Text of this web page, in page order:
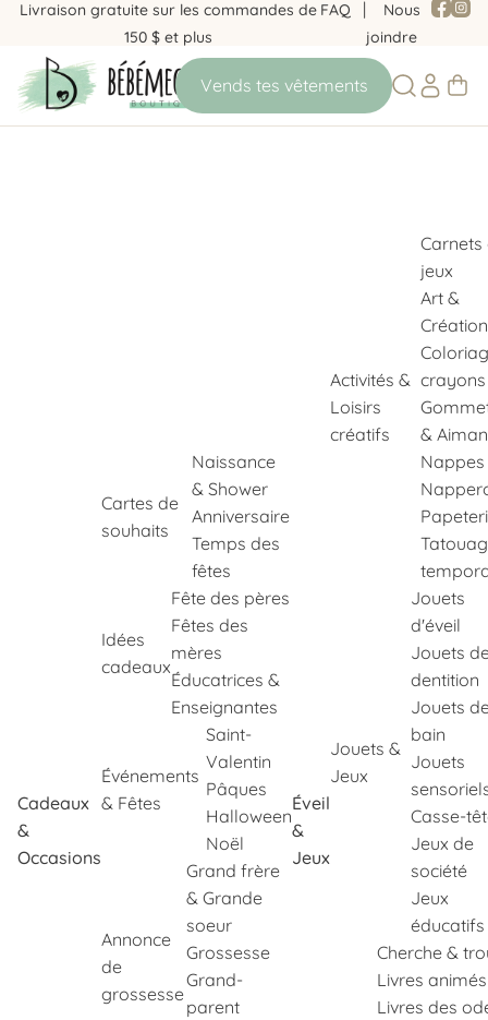
Livraison gratuite sur les commandes de
150 $ et plus
FAQ
Nous
joindre
Cadeaux
&
Occasions
Cartes de
souhaits
Naissance
& Shower
Anniversaire
Temps des
fêtes
Idées
cadeaux
Fête des pères
Fêtes des
mères
Éducatrices &
Enseignantes
Événements
& Fêtes
Saint-
Valentin
Pâques
Halloween
Noël
Annonce
de
grossesse
Grand frère
& Grande
soeur
Grossesse
Grand-
parent
Éveil
&
Jeux
Activités &
Loisirs
créatifs
Carnets
jeux
Art &
Création
crayons
&
Nappes
Jouets &
Jeux
Jouets
d'éveil
Jouets
dentition
Jouets
bain
Jouets
Casse-
Jeux de
société
Jeux
éducatifs
Cherche &
Livres animés
Livres des